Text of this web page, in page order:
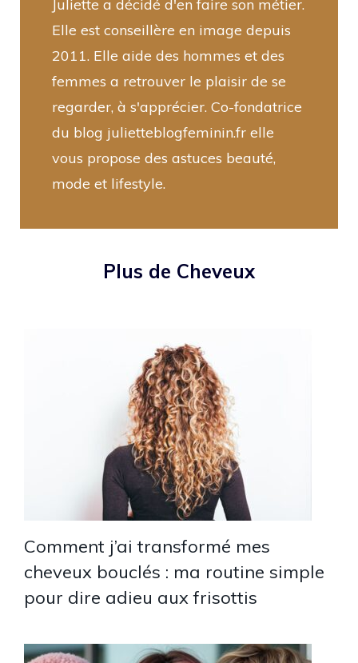
Juliette a décidé d'en faire son métier.
Elle est conseillère en image depuis
2011. Elle aide des hommes et des
femmes a retrouver le plaisir de se
regarder, à s'apprécier. Co-fondatrice
du blog julietteblogfeminin.fr elle
vous propose des astuces beauté,
mode et lifestyle.
Plus de Cheveux
Comment j’ai transformé mes
cheveux bouclés : ma routine simple
pour dire adieu aux frisottis